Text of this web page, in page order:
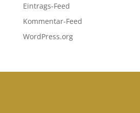
Eintrags-Feed
Kommentar-Feed
WordPress.org